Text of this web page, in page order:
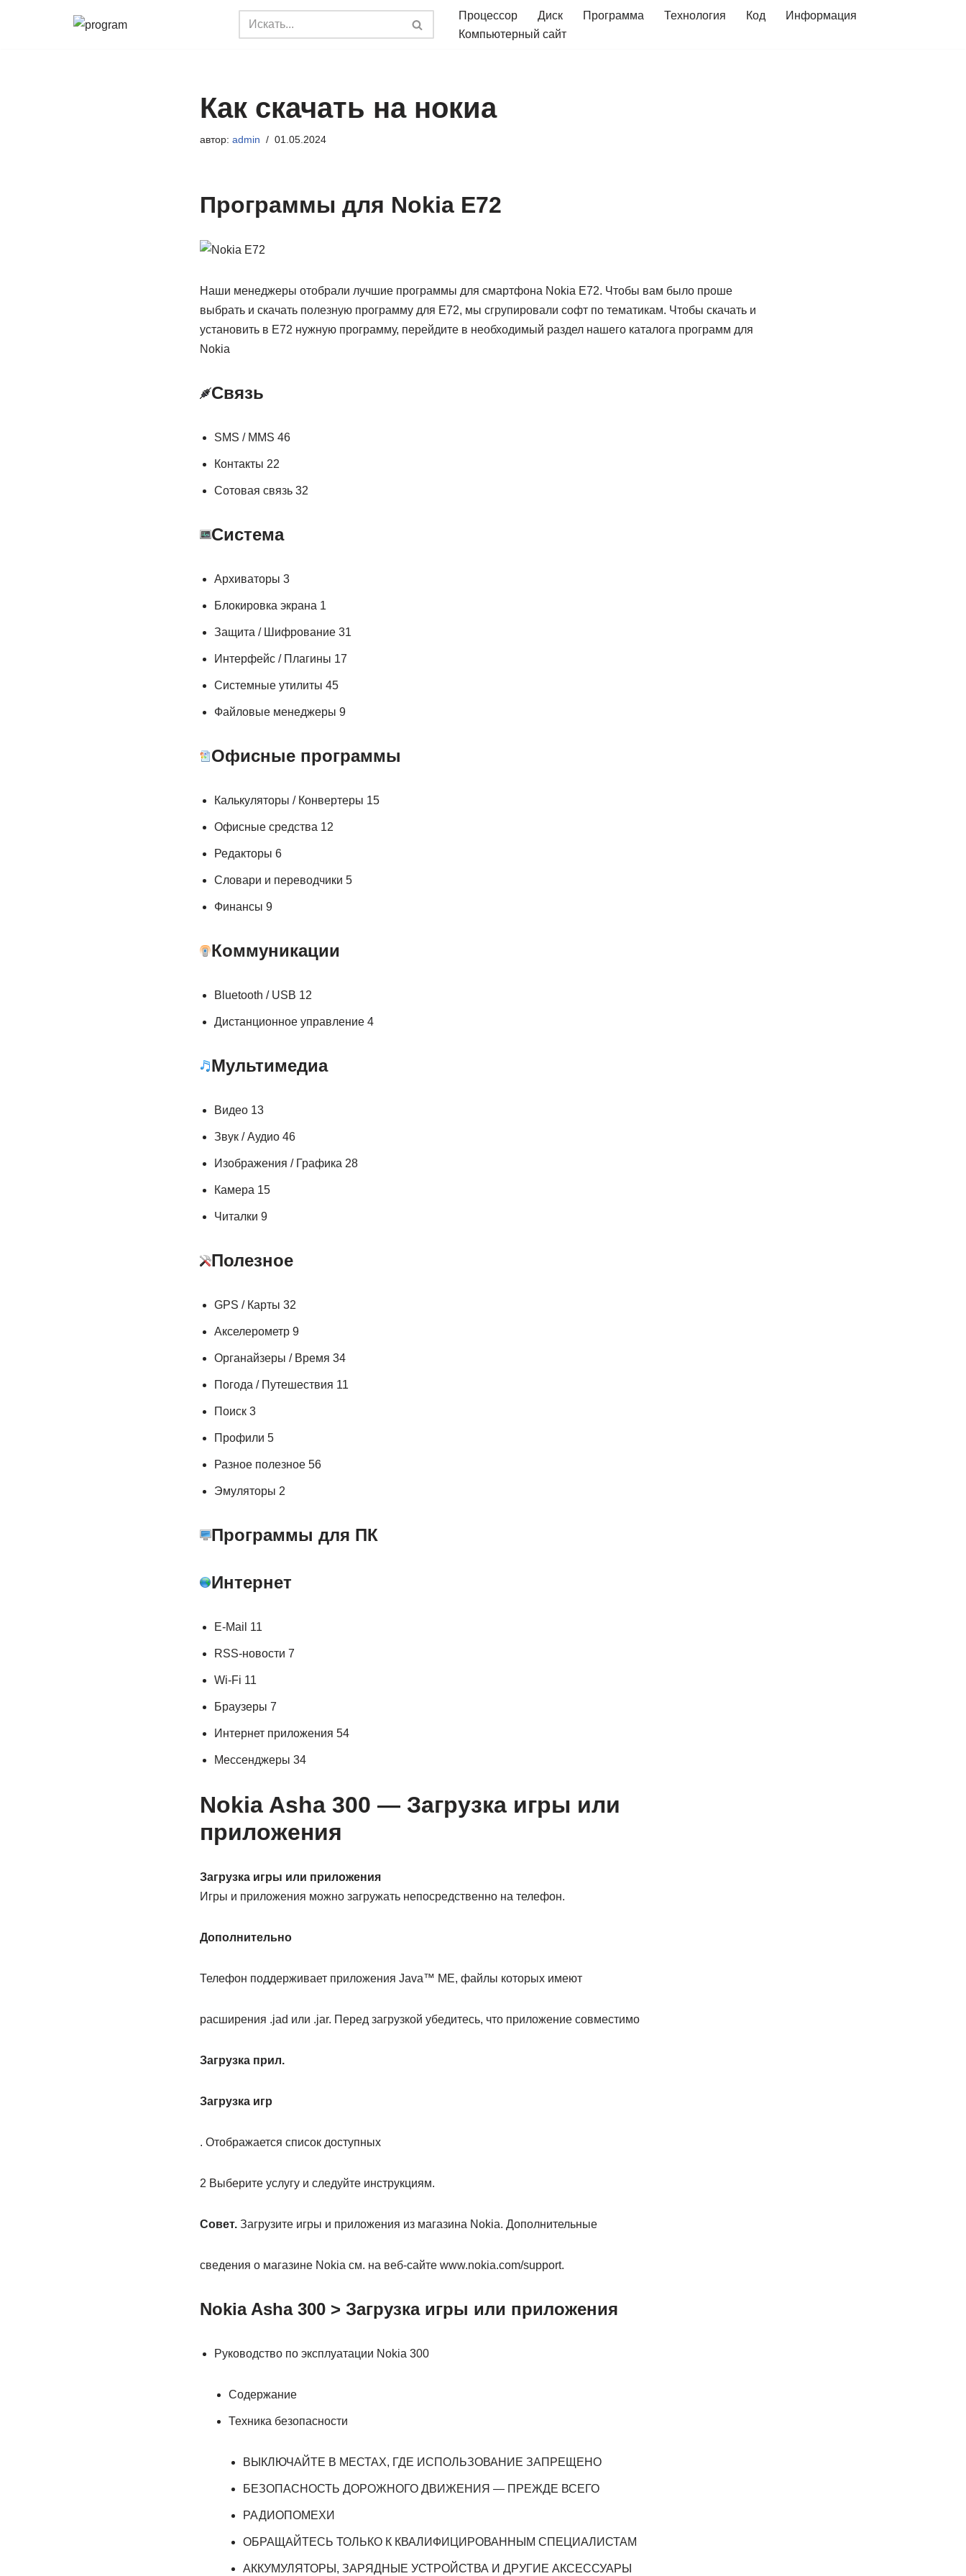
Процессор Диск Программа Технология Код
Информация
Компьютерный сайт
Как скачать на нокиа
автор: admin 01.05.2024
Программы для Nokia E72
Наши менеджеры отобрали лучшие программы для смартфона Nokia E72. Чтобы вам было проше
выбрать и скачать полезную программу для E72, мы сгрупировали софт по тематикам. Чтобы скачать и
установить в E72 нужную программу, перейдите в необходимый раздел нашего каталога программ для
Nokia
Связь
SMS / MMS 46
Контакты 22
Сотовая связь 32
Система
Архиваторы 3
Блокировка экрана 1
Защита / Шифрование 31
Интерфейс / Плагины 17
Системные утилиты 45
Файловые менеджеры 9
Офисные программы
Калькуляторы / Конвертеры 15
Офисные средства 12
Редакторы 6
Словари и переводчики 5
Финансы 9
Коммуникации
Bluetooth / USB 12
Дистанционное управление 4
Мультимедиа
Видео 13
Звук / Аудио 46
Изображения / Графика 28
Камера 15
Читалки 9
Полезное
GPS / Карты 32
Акселерометр 9
Органайзеры / Время 34
Погода / Путешествия 11
Поиск 3
Профили 5
Разное полезное 56
Эмуляторы 2
Программы для ПК
Интернет
E-Mail 11
RSS-новости 7
Wi-Fi 11
Браузеры 7
Интернет приложения 54
Мессенджеры 34
Nokia Asha 300 — Загрузка игры или
приложения
Загрузка игры или приложения
Игры и приложения можно загружать непосредственно на телефон.
Дополнительно
Телефон поддерживает приложения Java™ ME, файлы которых имеют
расширения .jad или .jar. Перед загрузкой убедитесь, что приложение совместимо
Загрузка прил.
Загрузка игр
. Отображается список доступных
2 Выберите услугу и следуйте инструкциям.
Совет.Загрузите игры и приложения из магазина Nokia. Дополнительные
сведения о магазине Nokia см. на веб-сайте www.nokia.com/support.
Nokia Asha 300 > Загрузка игры или приложения
Руководство по эксплуатации Nokia 300
Содержание
Техника безопасности
ВЫКЛЮЧАЙТЕ В МЕСТАХ, ГДЕ ИСПОЛЬЗОВАНИЕ ЗАПРЕЩЕНО
БЕЗОПАСНОСТЬ ДОРОЖНОГО ДВИЖЕНИЯ — ПРЕЖДЕ ВСЕГО
РАДИОПОМЕХИ
ОБРАЩАЙТЕСЬ ТОЛЬКО К КВАЛИФИЦИРОВАННЫМ СПЕЦИАЛИСТАМ
АККУМУЛЯТОРЫ, ЗАРЯДНЫЕ УСТРОЙСТВА И ДРУГИЕ АКСЕССУАРЫ